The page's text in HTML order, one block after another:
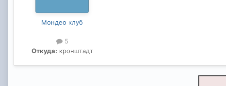
Мондео клуб
5
Откуда: кронштадт